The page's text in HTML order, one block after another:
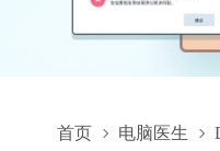
首页 电脑医生